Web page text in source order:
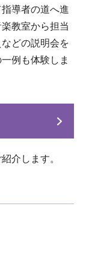
導者の道へ進
教室から担当
どの説明会を
例も体験しま
介します。